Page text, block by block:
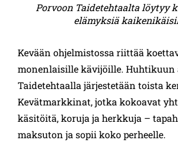
Porvoon Taidetehtaalta löytyy
elämyksiä
Kevään ohjelmistossa riittää
monenlaisille kävijöille. Huhtikuun
Taidetehtaalla järjestetään toista
Kevätmarkkinat, jotka kokoavat
käsitöitä, koruja ja herkkuja –
maksuton ja sopii koko perheelle.